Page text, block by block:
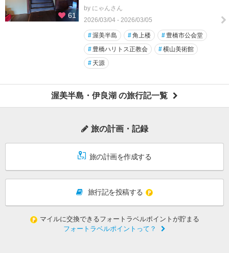
61
by にゃんさん
2026/03/04 - 2026/03/05
#渥美半島 #角上楼 # 豊橋市公会堂
# 豊橋ハリトス正教会 #横山美術館
# 天源
渥美半島・伊良湖 の旅行記一覧
旅の計画・記録
旅の計画を作成する
旅行記を投稿する
マイルに交換できるフォートラベルポイントが貯まる
フォートラベルポイントって？